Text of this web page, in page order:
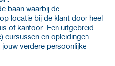
baan waarbij de
locatie bij de klant door heel
of kantoor. Een uitgebreid
cursussen en opleidingen
verdere persoonlijke